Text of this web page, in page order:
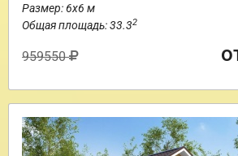
Размер: 6х6 м
Общая площадь: 33.32
959550